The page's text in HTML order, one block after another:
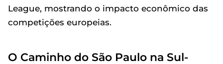
League, mostrando o impacto econômico das
competições europeias.
O Caminho do São Paulo na Sul-